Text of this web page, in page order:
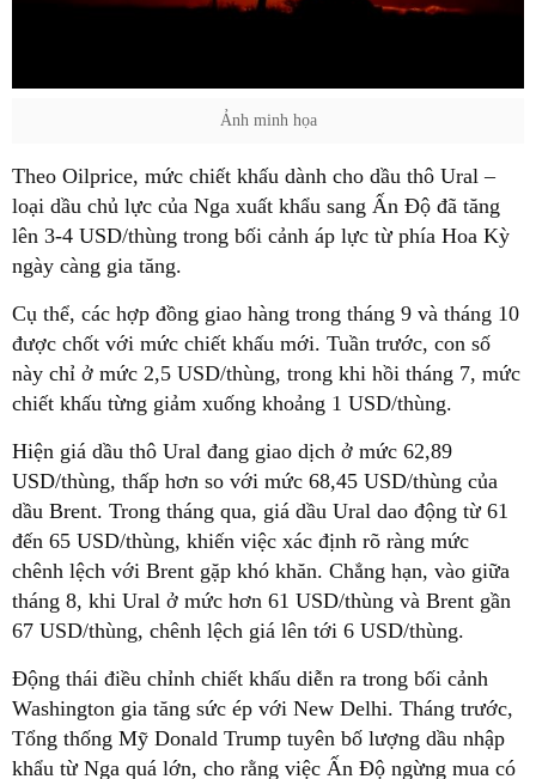
Ảnh minh họa
Theo Oilprice, mức chiết khấu dành cho dầu thô Ural –
loại dầu chủ lực của Nga xuất khẩu sang Ấn Độ đã tăng
lên 3-4 USD/thùng trong bối cảnh áp lực từ phía Hoa Kỳ
ngày càng gia tăng.
Cụ thể, các hợp đồng giao hàng trong tháng 9 và tháng 10
được chốt với mức chiết khấu mới. Tuần trước, con số
này chỉ ở mức 2,5 USD/thùng, trong khi hồi tháng 7, mức
chiết khấu từng giảm xuống khoảng 1 USD/thùng.
Hiện giá dầu thô Ural đang giao dịch ở mức 62,89
USD/thùng, thấp hơn so với mức 68,45 USD/thùng của
dầu Brent. Trong tháng qua, giá dầu Ural dao động từ 61
đến 65 USD/thùng, khiến việc xác định rõ ràng mức
chênh lệch với Brent gặp khó khăn. Chẳng hạn, vào giữa
tháng 8, khi Ural ở mức hơn 61 USD/thùng và Brent gần
67 USD/thùng, chênh lệch giá lên tới 6 USD/thùng.
Động thái điều chỉnh chiết khấu diễn ra trong bối cảnh
Washington gia tăng sức ép với New Delhi. Tháng trước,
Tổng thống Mỹ Donald Trump tuyên bố lượng dầu nhập
khẩu từ Nga quá lớn, cho rằng việc Ấn Độ ngừng mua có